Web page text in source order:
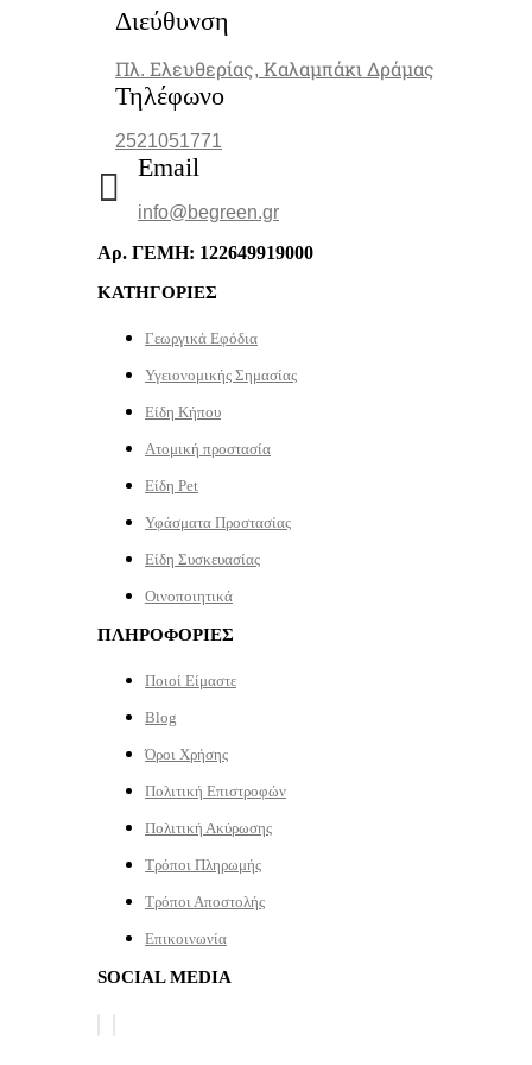
Διεύθυνση
Πλ. Ελευθερίας, Καλαμπάκι Δράμας
Τηλέφωνο
2521051771
Email
info@begreen.gr
Αρ. ΓΕΜΗ: 122649919000
ΚΑΤΗΓΟΡΙΕΣ
Γεωργικά Εφόδια
Υγειονομικής Σημασίας
Είδη Κήπου
Ατομική προστασία
Είδη Pet
Υφάσματα Προστασίας
Είδη Συσκευασίας
Οινοποιητικά
ΠΛΗΡΟΦΟΡΙΕΣ
Ποιοί Είμαστε
Blog
Όροι Χρήσης
Πολιτική Επιστροφών
Πολιτική Ακύρωσης
Τρόποι Πληρωμής
Τρόποι Αποστολής
Επικοινωνία
SOCIAL MEDIA